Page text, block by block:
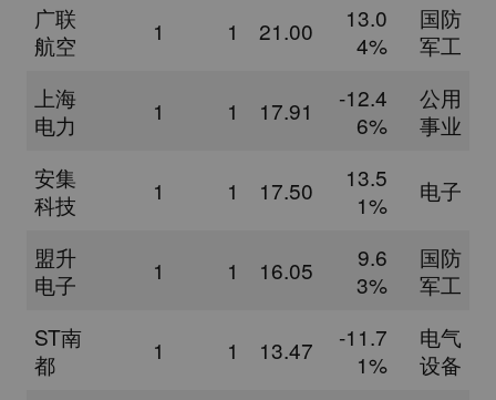
广联
航空
1 1 21.00
13.0
4%
国防
军工
上海
电力
1 1 17.91
-12.4
6%
公用
事业
安集
科技
1 1 17.50
13.5
1%
电子
盟升
电子
1 1 16.05
9.6
3%
国防
军工
ST南
都
1 1 13.47
-11.7
1%
电气
设备